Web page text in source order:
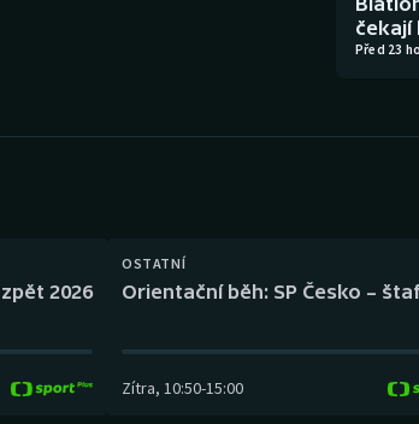
čekají
Před 23
2026
OSTATNÍ
Orientační běh: SP Česko –
Zítra, 10:50-15:00